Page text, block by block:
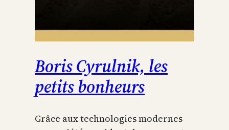
Boris Cyrulnik, les
petits bonheurs
Grâce aux technologies modernes